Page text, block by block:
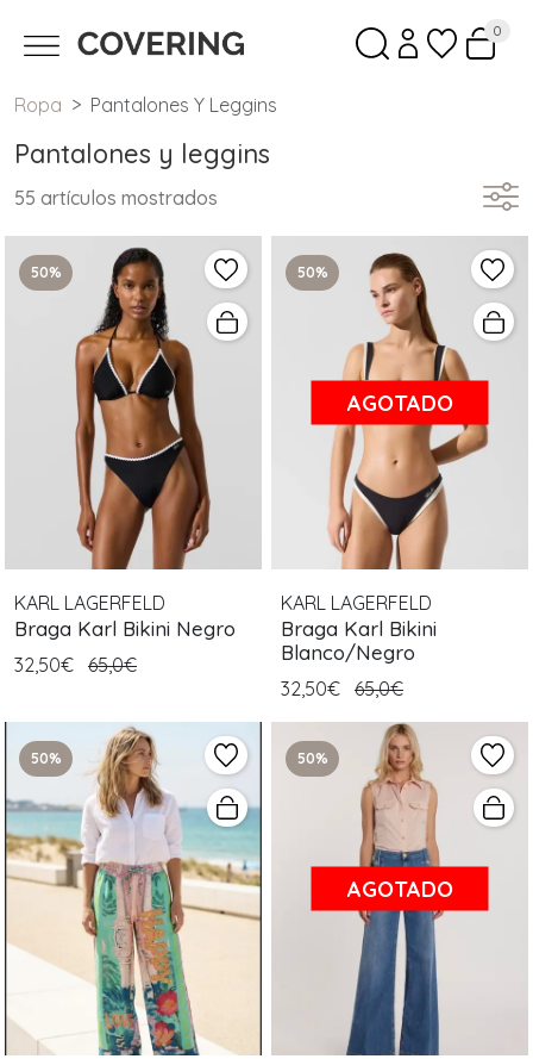
0
Ropa Pantalones Y Leggins
Pantalones y leggins
55 artículos mostrados
50%
KARL LAGERFELD
Braga Karl Bikini Negro
32,50€ 65,0€
50%
AGOTADO
KARL LAGERFELD
Braga Karl Bikini
Blanco/Negro
32,50€ 65,0€
50% 50%
AGOTADO